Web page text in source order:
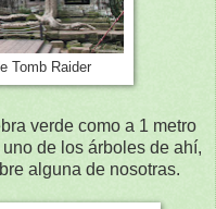
Tomb Raider
verde como a 1 metro
de los árboles de ahí,
alguna de nosotras.